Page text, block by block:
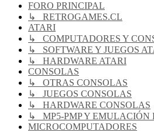
FORO PRINCIPAL
↳ RETROGAMES.CL
ATARI
↳ COMPUTADORES Y
↳ SOFTWARE Y JUEGOS
↳ HARDWARE ATARI
CONSOLAS
↳ OTRAS CONSOLAS
↳ JUEGOS CONSOLAS
↳ HARDWARE CONSOLAS
↳ MP5-PMP Y EMULACIÓN
MICROCOMPUTADORES